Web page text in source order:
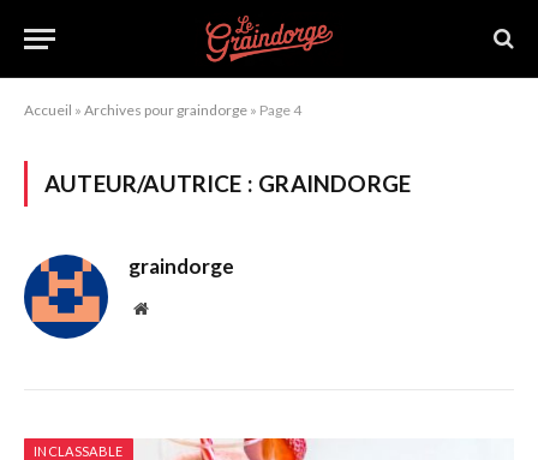
Accueil » Archives pour graindorge » Page 4
AUTEUR/AUTRICE : GRAINDORGE
graindorge
Site
INCLASSABLE